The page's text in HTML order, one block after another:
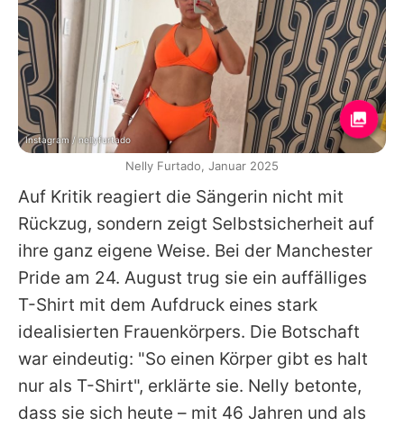
Auf Kritik reagiert die Sängerin nicht mit
Rückzug, sondern zeigt Selbstsicherheit auf
ihre ganz eigene Weise. Bei der Manchester
Pride am 24. August trug sie ein auffälliges
T-Shirt mit dem Aufdruck eines stark
idealisierten Frauenkörpers. Die Botschaft
war eindeutig: "So einen Körper gibt es halt
nur als T-Shirt", erklärte sie. Nelly betonte,
dass sie sich heute – mit 46 Jahren und als
Instagram / nellyfurtado
Nelly Furtado, Januar 2025